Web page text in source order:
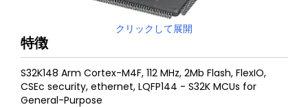
クリックして展開
特徴
S32K148 Arm Cortex-M4F, 112 MHz, 2Mb Flash, FlexIO,
CSEc security, ethernet, LQFP144 - S32K MCUs for
General-Purpose